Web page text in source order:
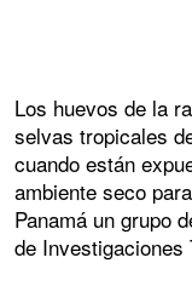
Los huevos de la
selvas tropicales
cuando están
ambiente seco
Panamá un grupo
de Investigaciones